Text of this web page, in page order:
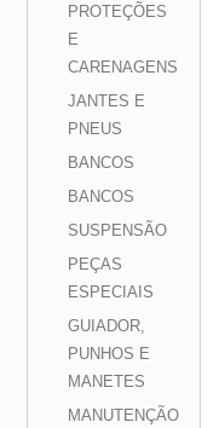
PROTEÇÕES
E
CARENAGENS
JANTES E
PNEUS
BANCOS
BANCOS
SUSPENSÃO
PEÇAS
ESPECIAIS
GUIADOR,
PUNHOS E
MANETES
MANUTENÇÃO